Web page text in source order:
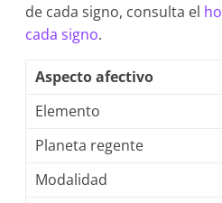
de cada signo, consulta el
cada signo.
Aspecto afectivo
Elemento
Planeta regente
Modalidad